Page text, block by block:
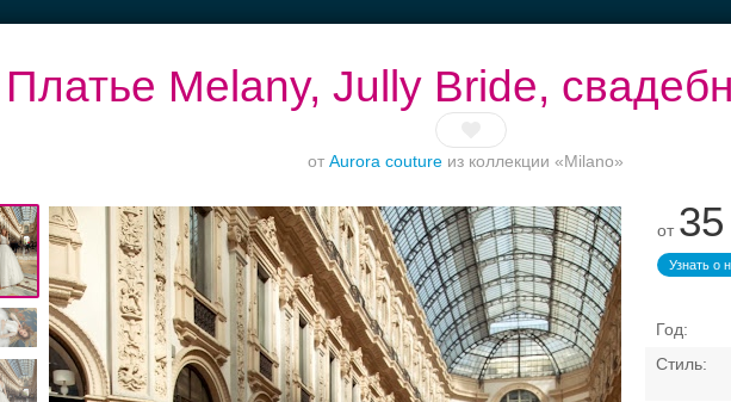
Платье Melany, Jully Bride,
от Aurora coutureиз коллекции «Milano»
от
Узнать о
Выбери своё платье Банкет до 1500 руб.
Рестораны с
верандами
Торжество в
Петергофе